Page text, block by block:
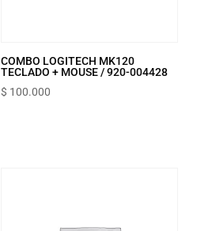
COMBO LOGITECH MK120
TECLADO + MOUSE / 920-004428
$ 100.000